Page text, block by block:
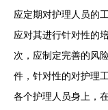
应定期对护理人员的
应对其进行针对性的
次，应制定完善的风
件，针对性的对护理
各个护理人员身上，